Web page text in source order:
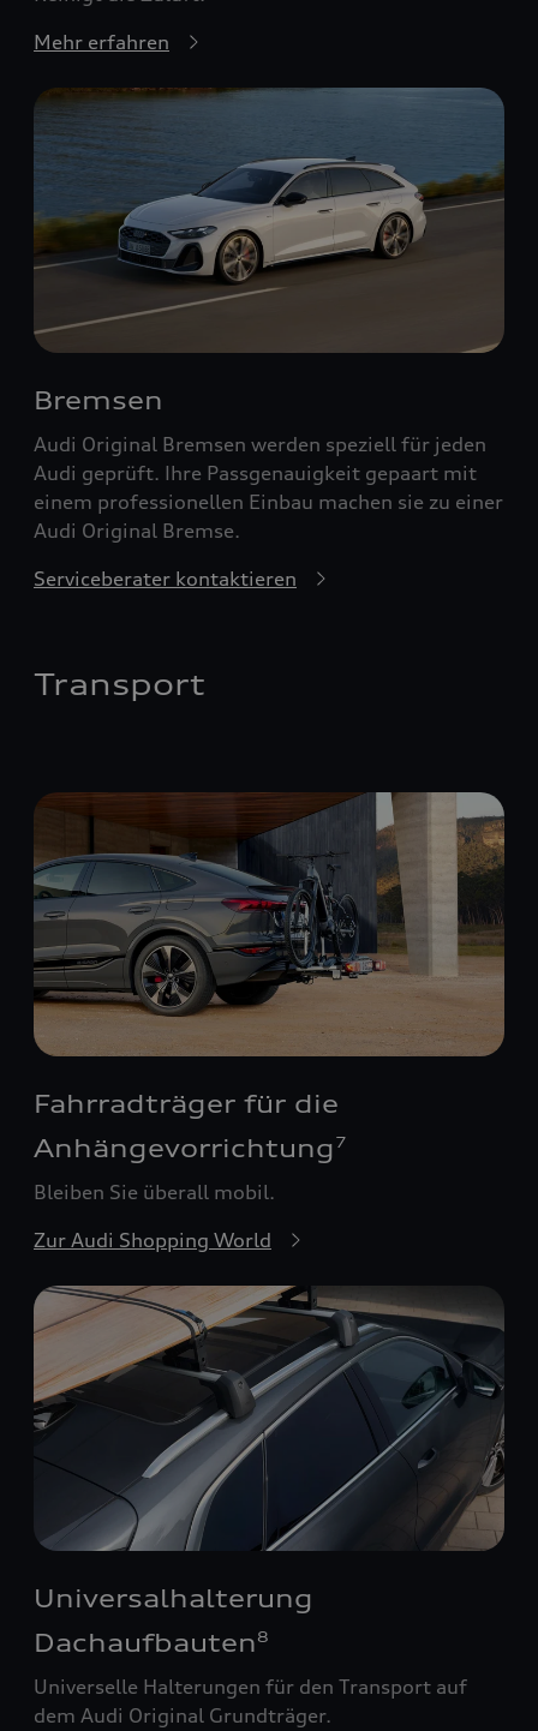
Mehr erfahren
Bremsen
Audi Original Bremsen werden speziell für jeden
Audi geprüft. Ihre Passgenauigkeit gepaart mit
einem professionellen Einbau machen sie zu einer
Audi Original Bremse.
Serviceberater kontaktieren
Transport
Fahrradträger für die
Anhängevorrichtung 7
Bleiben Sie überall mobil.
Zur Audi Shopping World
Universalhalterung
Dachaufbauten8
Universelle Halterungen für den Transport auf
dem Audi Original Grundträger.